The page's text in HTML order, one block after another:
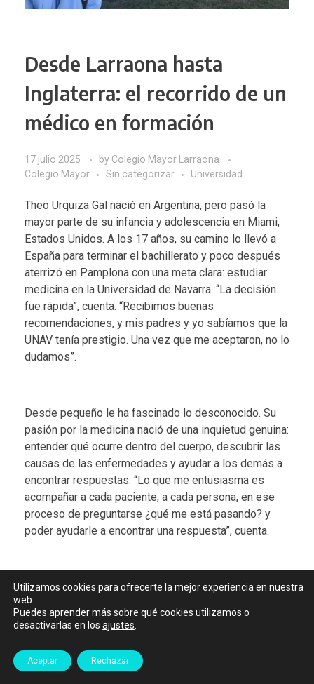
Desde Larraona hasta
Inglaterra: el recorrido de un
médico en formación
17 julio 2025 by Colegio Mayor Larraona
Colegio Mayor
Sin categorizar Universidad
Theo Urquiza Gal nació en Argentina, pero pasó la
mayor parte de su infancia y adolescencia en Miami,
Estados Unidos. A los 17 años, su camino lo llevó a
España para terminar el bachillerato y poco después
aterrizó en Pamplona con una meta clara: estudiar
medicina en la Universidad de Navarra. “La decisión
fue rápida”, cuenta. “Recibimos buenas
recomendaciones, y mis padres y yo sabíamos que la
UNAV tenía prestigio. Una vez que me aceptaron, no lo
dudamos”.
Desde pequeño le ha fascinado lo desconocido. Su
pasión por la medicina nació de una inquietud genuina:
entender qué ocurre dentro del cuerpo, descubrir las
causas de las enfermedades y ayudar a los demás a
encontrar respuestas. “Lo que me entusiasma es
acompañar a cada paciente, a cada persona, en ese
proceso de preguntarse ¿qué me está pasando? y
poder ayudarle a encontrar una respuesta”, cuenta.
Vida en Larraona: comunidad y crecimiento
Theo lleva cinco años en la universidad, pero solo
pasó cuatro de ellos como colegial de Larraona.
Durante su penúltimo año decidió vivir solo, pero en el
último regresó. “Eso ya dice mucho”, admite entre
Utilizamos cookies para ofrecerte la mejor experiencia en nuestra
web.
Puedes aprender más sobre qué cookies utilizamos o
desactivarlas en los ajustes
Aceptar Rechazar